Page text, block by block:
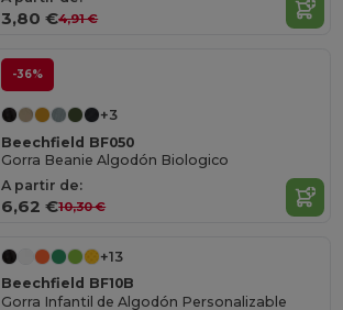
3,80 €4,91 €
-36%
+3
Beechfield BF050
Gorra Beanie Algodón Biologico
A partir de:
6,62 €10,30 €
+13
Beechfield BF10B
Gorra Infantil de Algodón Personalizable